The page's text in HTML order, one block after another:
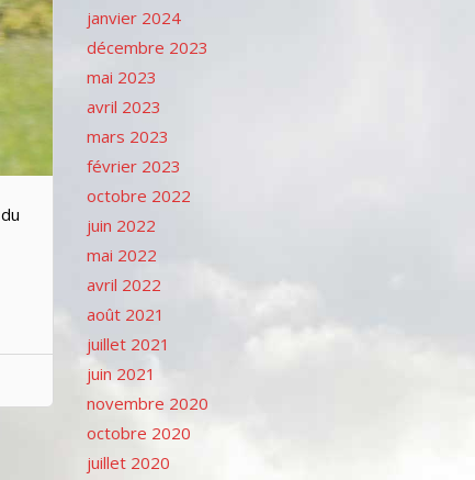
janvier 2024
décembre 2023
mai 2023
avril 2023
mars 2023
février 2023
octobre 2022
juin 2022
mai 2022
avril 2022
août 2021
juillet 2021
juin 2021
novembre 2020
octobre 2020
juillet 2020